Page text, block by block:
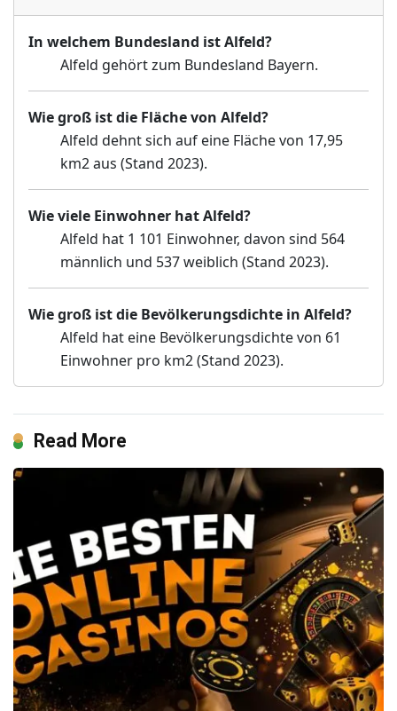
In welchem Bundesland ist Alfeld?
Alfeld gehört zum Bundesland Bayern.
Wie groß ist die Fläche von Alfeld?
Alfeld dehnt sich auf eine Fläche von 17,95
km2 aus (Stand 2023).
Wie viele Einwohner hat Alfeld?
Alfeld hat 1 101 Einwohner, davon sind 564
männlich und 537 weiblich (Stand 2023).
Wie groß ist die Bevölkerungsdichte in Alfeld?
Alfeld hat eine Bevölkerungsdichte von 61
Einwohner pro km2 (Stand 2023).
Read More